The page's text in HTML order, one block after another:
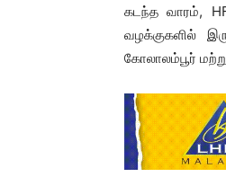
கடந்த வாரம்,
வழக்குகளில்
கோலாலம்பூர்